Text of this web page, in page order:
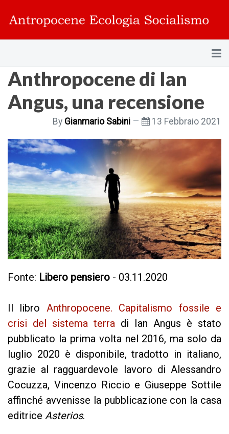
Anthropocene di Ian
Angus, una recensione
By Gianmario Sabini 13 Febbraio 2021
Fonte: Libero pensiero - 03.11.2020
Il libro Anthropocene. Capitalismo fossile e
crisi del sistema terra di Ian Angus è stato
pubblicato la prima volta nel 2016, ma solo da
luglio 2020 è disponibile, tradotto in italiano,
grazie al ragguardevole lavoro di Alessandro
Cocuzza, Vincenzo Riccio e Giuseppe Sottile
affinché avvenisse la pubblicazione con la casa
editrice Asterios.